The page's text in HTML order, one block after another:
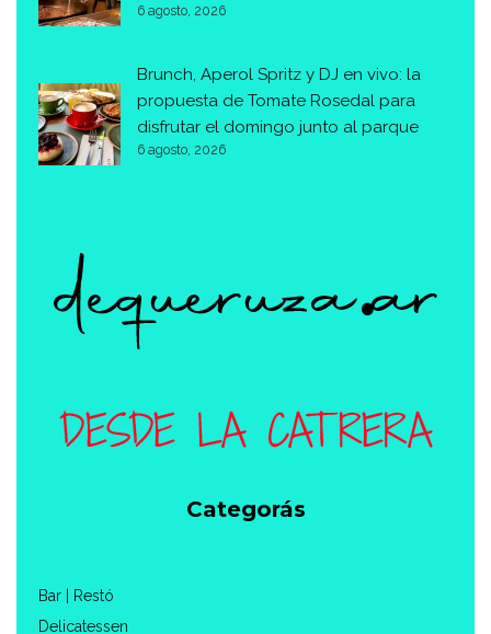
6 agosto, 2026
Brunch, Aperol Spritz y DJ en vivo: la
propuesta de Tomate Rosedal para
disfrutar el domingo junto al parque
6 agosto, 2026
Categorás
Bar | Restó
Delicatessen